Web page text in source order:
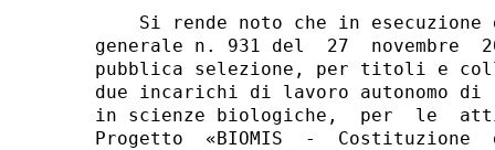
Si rende noto che in esecuzione
generale n. 931 del  27
pubblica selezione, per titoli e
due incarichi di lavoro autonomo
in scienze biologiche,  per  le
Progetto  «BIOMIS  -